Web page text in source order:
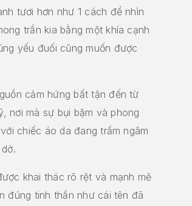
tươi hơn như 1 cách để nhìn
trần kia bằng một khía cạnh
yếu đuối cũng muốn được
cảm hứng bất tận đến từ
nơi mà sự bụi bặm và phong
chiếc áo da đang trầm ngâm
khai thác rõ rệt và mạnh mẽ
đúng tinh thần như cái tên đã